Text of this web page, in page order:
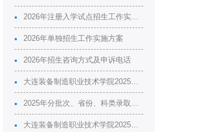
2026年注册入学试点招生工作实施方案
2026年单独招生工作实施方案
2026年招生咨询方式及申诉电话
大连装备制造职业技术学院2025年分批次、省份、科类的计划、录取情况
2025年分批次、省份、科类录取最高分最低分
大连装备制造职业技术学院2025年招生广告